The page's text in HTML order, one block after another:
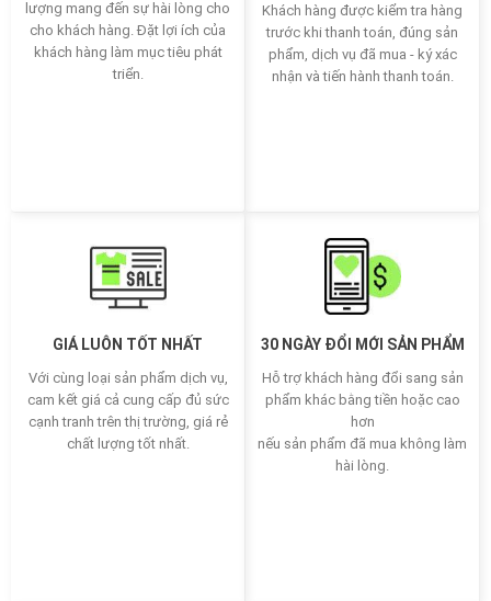
lượng mang đến sự hài lòng cho
cho khách hàng. Đặt lợi ích của
khách hàng làm mục tiêu phát
triển.
Khách hàng được kiểm tra hàng
trước khi thanh toán, đúng sản
phẩm, dịch vụ đã mua - ký xác
nhận và tiến hành thanh toán.
GIÁ LUÔN TỐT NHẤT
Với cùng loại sản phẩm dịch vụ,
cam kết giá cả cung cấp đủ sức
cạnh tranh trên thị trường, giá rẻ
chất lượng tốt nhất.
30 NGÀY ĐỔI MỚI SẢN PHẨM
Hỗ trợ khách hàng đổi sang sản
phẩm khác bằng tiền hoặc cao
hơn
nếu sản phẩm đã mua không làm
hài lòng.